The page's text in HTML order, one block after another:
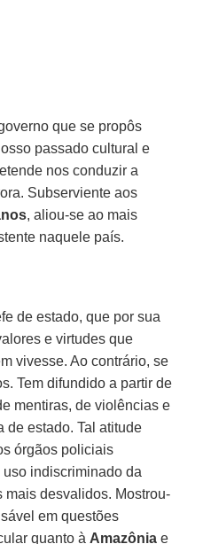
que se propôs
passado cultural e
nos conduzir a
Subserviente aos
, aliou-se ao mais
naquele país.
de estado, que por sua
e virtudes que
vivesse. Ao contrário, se
Tem difundido a partir de
mentiras, de violências e
de estado. Tal atitude
órgãos policiais
indiscriminado da
desvalidos. Mostrou-
em questões
quanto à Amazônia e